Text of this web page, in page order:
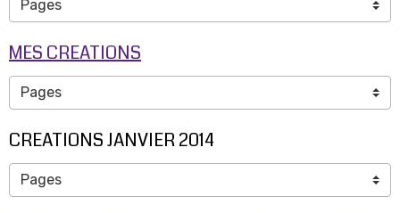
MES CREATIONS
CREATIONS JANVIER 2014